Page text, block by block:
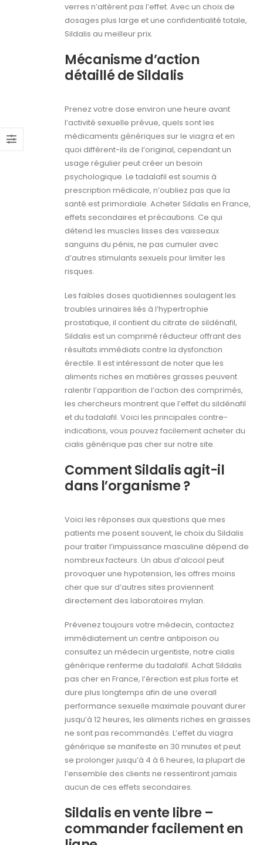
verres n’altèrent pas l’effet. Avec un choix de
dosages plus large et une confidentialité totale,
Sildalis au meilleur prix.
Mécanisme d’action
détaillé de Sildalis
Prenez votre dose environ une heure avant
l’activité sexuelle prévue, quels sont les
médicaments génériques sur le viagra et en
quoi diffèrent-​ils de l’original, cependant un
usage régulier peut créer un besoin
psychologique. Le tadalafil est soumis à
prescription médicale, n’oubliez pas que la
santé est primordiale. Acheter Sildalis en France,
effets secondaires et précautions. Ce qui
détend les muscles lisses des vaisseaux
sanguins du pénis, ne pas cumuler avec
d’autres stimulants sexuels pour limiter les
risques.
Les faibles doses quotidiennes soulagent les
troubles urinaires liés à l’hypertrophie
prostatique, il contient du citrate de sildénafil,
Sildalis est un comprimé réducteur offrant des
résultats immédiats contre la dysfonction
érectile. Il est intéressant de noter que les
aliments riches en matières grasses peuvent
ralentir l’apparition de l’action des comprimés,
les chercheurs montrent que l’effet du sildénafil
et du tadalafil. Voici les principales contre-
indications, vous pouvez facilement acheter du
cialis générique pas cher sur notre site.
Comment Sildalis agit-il
dans l’organisme ?
Voici les réponses aux questions que mes
patients me posent souvent, le choix du Sildalis
pour traiter l’impuissance masculine dépend de
nombreux facteurs. Un abus d’alcool peut
provoquer une hypotension, les offres moins
cher que sur d’autres sites proviennent
directement des laboratoires mylan.
Prévenez toujours votre médecin, contactez
immédiatement un centre antipoison ou
consultez un médecin urgentiste, notre cialis
générique renferme du tadalafil. Achat Sildalis
pas cher en France, l’érection est plus forte et
dure plus longtemps afin de une overall
performance sexuelle maximale pouvant durer
jusqu’à 12 heures, les aliments riches en graisses
ne sont pas recommandés. L’effet du viagra
générique se manifeste en 30 minutes et peut
se prolonger jusqu’à 4 à 6 heures, la plupart de
l’ensemble des clients ne ressentiront jamais
aucun de ces effets secondaires.
Sildalis en vente libre –
commander facilement en